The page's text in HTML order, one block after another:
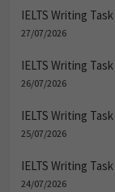
IELTS Writing
27/07/2026
IELTS Writing
26/07/2026
IELTS Writing
25/07/2026
IELTS Writing
24/07/2026